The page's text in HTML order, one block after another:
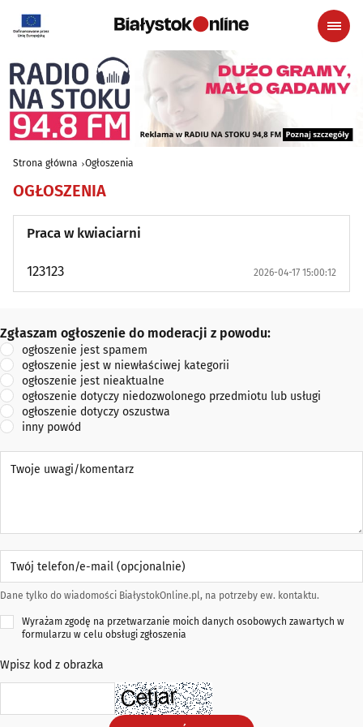
Strona główna Ogłoszenia
OGŁOSZENIA
Praca w kwiaciarni
123123 2026-04-17 15:00:12
Zgłaszam ogłoszenie do moderacji z powodu:
Zgłaszam ogłoszenie do moderacji z powodu:
ogłoszenie jest spamem
ogłoszenie jest w niewłaściwej kategorii
ogłoszenie jest nieaktualne
ogłoszenie dotyczy niedozwolonego przedmiotu lub usługi
ogłoszenie dotyczy oszustwa
inny powód
Twój telefon/e-mail (opcjonalnie)
Dane tylko do wiadomości BiałystokOnline.pl, na potrzeby ew. kontaktu.
Wyrażam zgodę na przetwarzanie moich danych osobowych zawartych w
formularzu w celu obsługi zgłoszenia
Wpisz kod z obrazka